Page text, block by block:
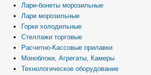
Лари-бонеты морозильные
Лари морозильные
Горки холодильные
Стеллажи торговые
Расчетно-Кассовые прилавки
Моноблоки, Агрегаты, Камеры
Технологическое оборудование